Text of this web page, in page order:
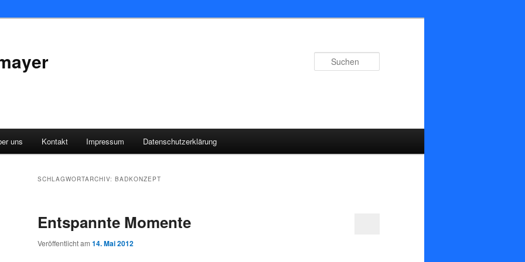
uns Kontakt Impressum Datenschutzerklärung
SCHLAGWORTARCHIV: BADKONZEPT
Entspannte Momente
Veröffentlicht am 14. Mai 2012